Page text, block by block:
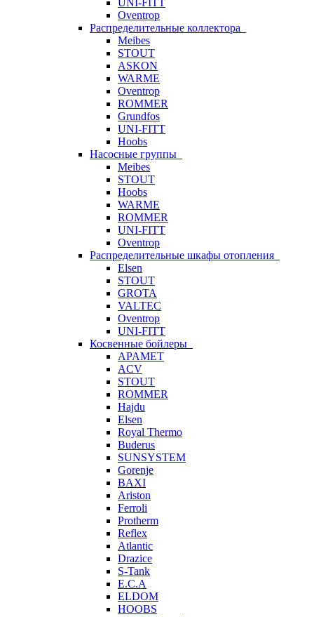
UNI-FITT
Oventrop
Распределительные коллектора
Meibes
STOUT
ASKON
WARME
Oventrop
ROMMER
Grundfos
UNI-FITT
Hoobs
Насосные группы
Meibes
STOUT
Hoobs
WARME
ROMMER
UNI-FITT
Oventrop
Распределительные шкафы отопления
Elsen
STOUT
GROTA
VALTEC
Oventrop
UNI-FITT
Косвенные бойлеры
APAMET
ACV
STOUT
ROMMER
Hajdu
Elsen
Royal Thermo
Buderus
SUNSYSTEM
Gorenje
BAXI
Ariston
Ferroli
Protherm
Reflex
Atlantic
Drazice
S-Tank
E.C.A
ELDOM
HOOBS